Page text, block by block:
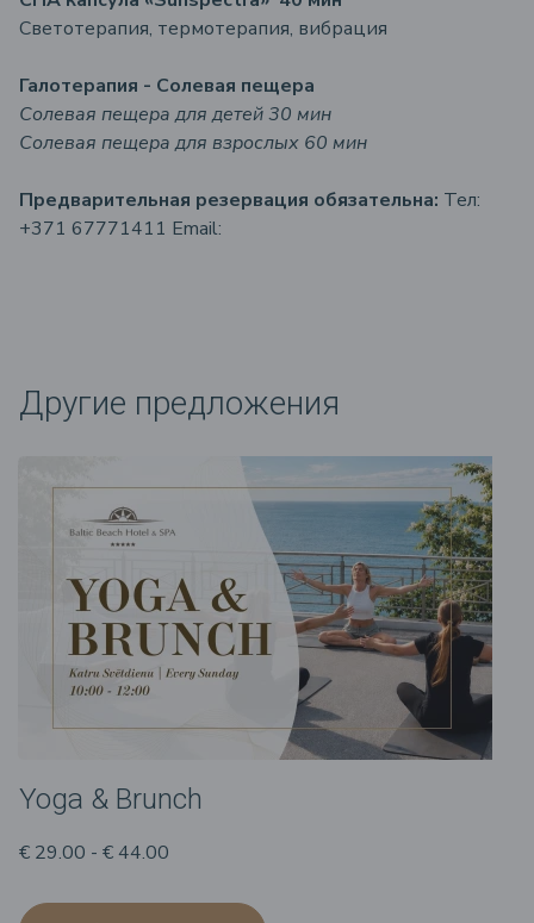
Cветотерапия, термотерапия, вибрация
Галотерапия - Солевая пещера
Солевая пещера для детей30 мин
Солевая пещера для взрослых 60 мин
Предварительная резервация обязательна: Тел:
+371 67771411 Email:
Другие предложения
Yoga & Brunch
€ 29.00 - € 44.00